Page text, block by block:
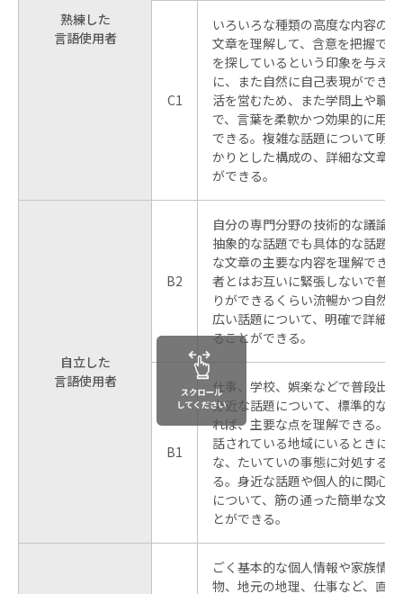
熟練した
言語使用者
C1
いろいろな種類の高度な内容の
文章を理解して、含意を把握で
を探しているという印象を与え
に、また自然に自己表現ができ
活を営むため、また学問上や職
で、言葉を柔軟かつ効果的に用
できる。複雑な話題について明
かりとした構成の、詳細な文章
ができる。
自立した
言語使用者
B2
自分の専門分野の技術的な議論
抽象的な話題でも具体的な話題
な文章の主要な内容を理解でき
者とはお互いに緊張しないで普
りができるくらい流暢かつ自然
広い話題について、明確で詳細
ることができる。
B1
仕事、学校、娯楽などで普段出
身近な話題について、標準的な
れば、主要な点を理解できる。
話されている地域にいるときに
な、たいていの事態に対処する
る。身近な話題や個人的に関心
について、筋の通った簡単な文
とができる。
ごく基本的な個人情報や家族情
物、地元の地理、仕事など、直